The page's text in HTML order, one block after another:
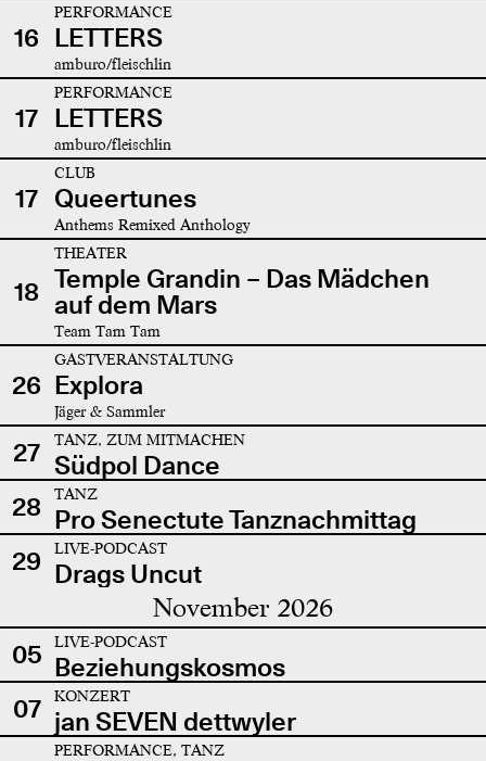
16
PERFORMANCE
LETTERS
amburo/fleischlin
17
PERFORMANCE
LETTERS
amburo/fleischlin
17
CLUB
Queertunes
Anthems Remixed Anthology
18
THEATER
Temple Grandin – Das Mädchen
auf dem Mars
Team Tam Tam
26
GASTVERANSTALTUNG
Explora
Jäger & Sammler
27 TANZ, ZUM MITMACHEN
Südpol Dance
28
TANZ
Pro Senectute Tanznachmittag
29
LIVE-PODCAST
Drags Uncut
November 2026
05 LIVE-PODCAST
Beziehungskosmos
07
KONZERT
jan SEVEN dettwyler
PERFORMANCE, TANZ